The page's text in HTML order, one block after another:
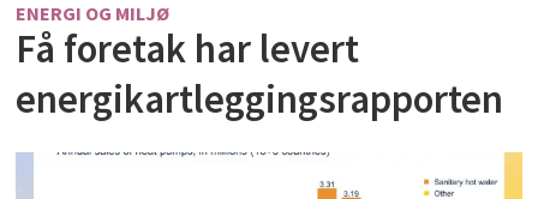
ENERGI OG MILJØ
Få foretak har levert
energikartleggingsrapporten